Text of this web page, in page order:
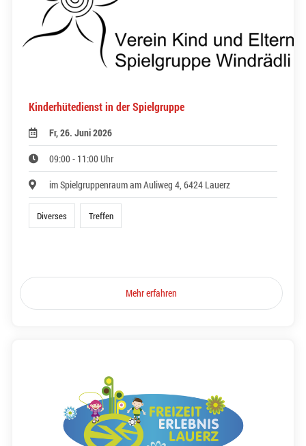
Kinderhütedienst in der Spielgruppe
Fr, 26. Juni 2026
09:00 - 11:00 Uhr
im Spielgruppenraum am Auliweg 4, 6424 Lauerz
Diverses Treffen
Mehr erfahren